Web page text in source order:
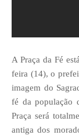
A Praça da Fé
feira (14), o
imagem do
fé da população
Praça será
antiga dos